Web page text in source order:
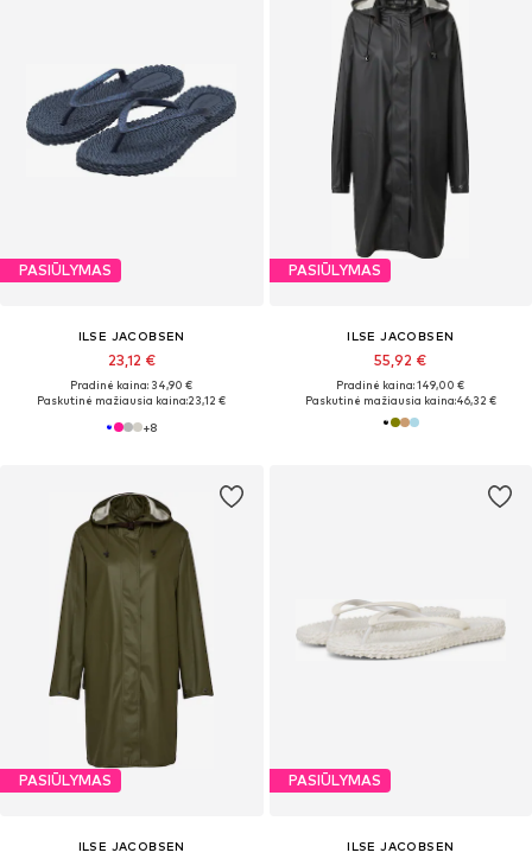
PASIŪLYMAS
ILSE JACOBSEN
23,12 €
Pradinė kaina: 34,90 €
Paskutinė mažiausia kaina:23,12 €
+8
PASIŪLYMAS
ILSE JACOBSEN
55,92 €
Pradinė kaina: 149,00 €
Paskutinė mažiausia kaina:46,32 €
PASIŪLYMAS
ILSE JACOBSEN
PASIŪLYMAS
ILSE JACOBSEN